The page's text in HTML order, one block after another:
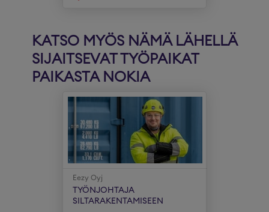
KATSO MYÖS NÄMÄ LÄHELLÄ
SIJAITSEVAT TYÖPAIKAT
PAIKASTA NOKIA
Eezy Oyj
TYÖNJOHTAJA
SILTARAKENTAMISEEN